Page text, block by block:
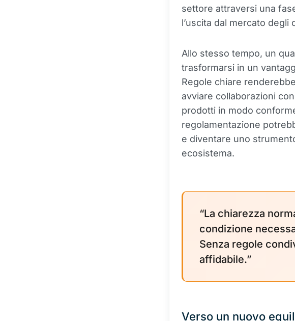
settore attraversi una
l’uscita dal mercato degli
Allo stesso tempo, un
trasformarsi in un
Regole chiare
avviare collaborazioni
prodotti in modo
regolamentazione
e diventare uno
ecosistema.
“La chiarezza
condizione
Senza regole
affidabile.”
Verso un nuovo